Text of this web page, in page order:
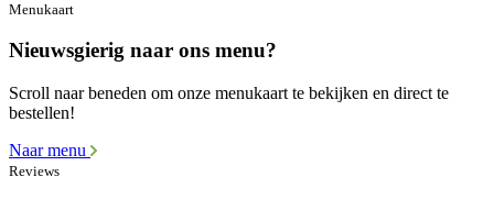
Menukaart
Nieuwsgierig naar ons menu?
Scroll naar beneden om onze menukaart te bekijken en direct te
bestellen!
Naar menu
Reviews